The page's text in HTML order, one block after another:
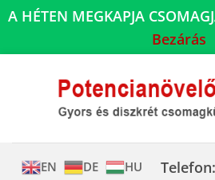
A HÉTEN MEGKAPJA
Bezárás
EN DE HU Telefon: